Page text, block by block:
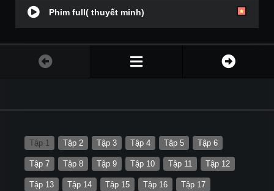
Phim full( thuyết minh)
Tập 1 Tập 2 Tập 3 Tập 4 Tập 5 Tập 6
Tập 7 Tập 8 Tập 9 Tập 10 Tập 11 Tập 12
Tập 13 Tập 14 Tập 15 Tập 16 Tập 17